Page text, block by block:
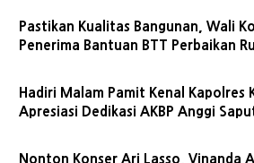
Pastikan Kualitas Bangunan, Wali
Penerima Bantuan BTT Perbaikan
Hadiri Malam Pamit Kenal Kapolres
Apresiasi Dedikasi AKBP Anggi
Nonton Konser Ari Lasso, Vinanda